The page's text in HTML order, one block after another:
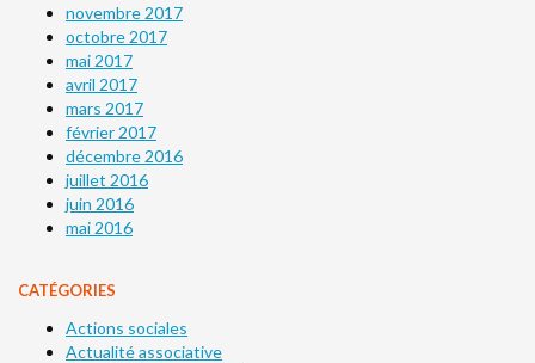
novembre 2017
octobre 2017
mai 2017
avril 2017
mars 2017
février 2017
décembre 2016
juillet 2016
juin 2016
mai 2016
CATÉGORIES
Actions sociales
Actualité associative